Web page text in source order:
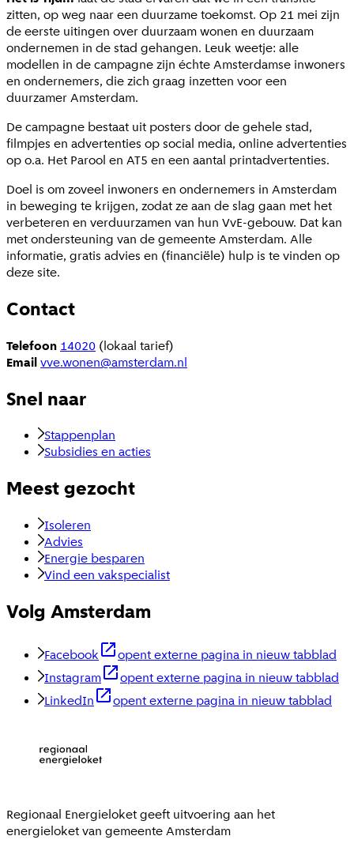
zitten, op weg naar een duurzame toekomst. Op 21 mei zijn
de eerste uitingen over duurzaam wonen en duurzaam
ondernemen in de stad gehangen. Leuk weetje: alle
modellen in de campagne zijn échte Amsterdamse inwoners
en ondernemers, die zich graag inzetten voor een
duurzamer Amsterdam.
De campagne bestaat uit posters door de gehele stad,
filmpjes en advertenties op social media, online advertenties
op o.a. Het Parool en AT5 en een aantal printadvertenties.
Doel is om zoveel inwoners en ondernemers in Amsterdam
in beweging te krijgen, zodat ze aan de slag gaan met het
verbeteren en verduurzamen van hun VvE-gebouw. Dat kan
met ondersteuning van de gemeente Amsterdam. Alle
informatie, gratis advies en (financiële) hulp is te vinden op
deze site.
Contact
Telefoon 14020 (lokaal tarief)
Emailvve.wonen@amsterdam.nl
Snel naar
Stappenplan
Subsidies en acties
Meest gezocht
Isoleren
Advies
Energie besparen
Vind een vakspecialist
Volg Amsterdam
Facebook
opent externe pagina in nieuw tabblad
Instagram
opent externe pagina in nieuw tabblad
LinkedIn
opent externe pagina in nieuw tabblad
Regionaal Energieloketgeeft uitvoering aan het
energieloket van gemeenteAmsterdam